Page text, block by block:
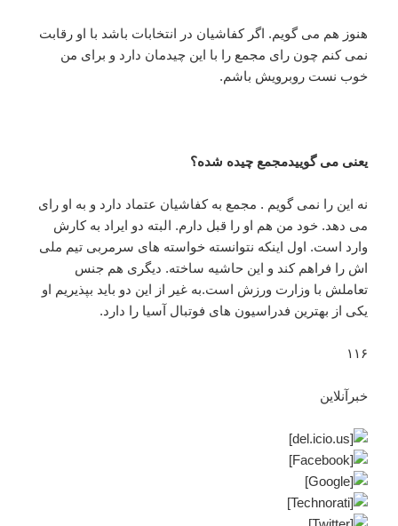
هنوز هم می گویم. اگر کفاشیان در انتخابات باشد با او رقابت
نمی کنم چون رای مجمع را با این چیدمان دارد و برای من
خوب نست روبرویش باشم.
یعنی می گوییدمجمع چیده شده؟
نه این را نمی گویم . مجمع به کفاشیان عتماد دارد و به او رای
می دهد. خود من هم او را قبل دارم. البته دو ایراد به کارش
وارد است. اول اینکه نتوانسته خواسته های سرمربی تیم ملی
اش را فراهم کند و این حاشیه ساخته. دیگری هم جنس
تعاملش با وزارت ورزش است.به غیر از این دو باید بپذیریم او
یکی از بهترین فدراسیون های فوتبال آسیا را دارد.
۱۱۶
خبرآنلاین